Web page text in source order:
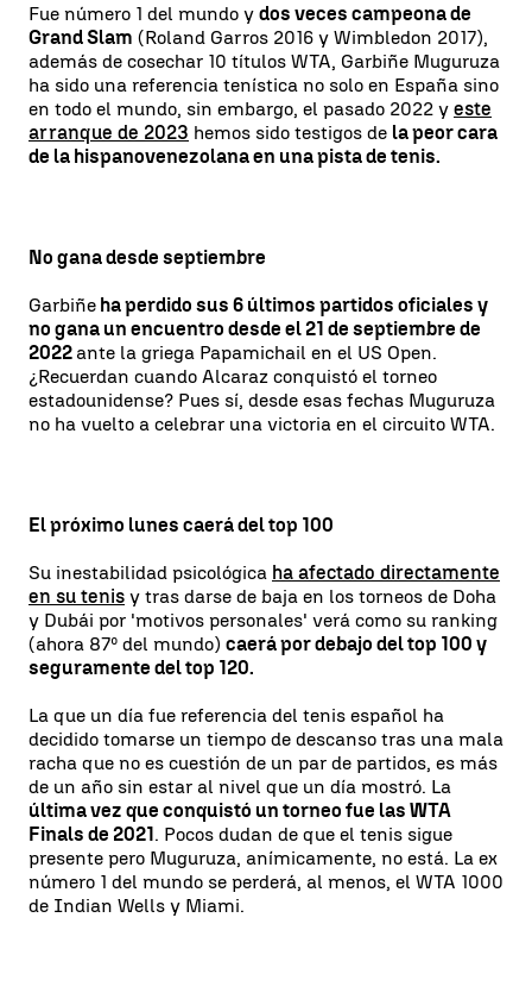
Fue número 1 del mundo y dos veces campeona de
Grand Slam (Roland Garros 2016 y Wimbledon 2017),
además de cosechar 10 títulos WTA, Garbiñe Muguruza
ha sido una referencia tenística no solo en España sino
en todo el mundo, sin embargo, el pasado 2022 y este
arranque de 2023 hemos sido testigos de la peor cara
de la hispanovenezolana en una pista de tenis.
No gana desde septiembre
Garbiñe ha perdido sus 6 últimos partidos oficiales y
no gana un encuentro desde el 21 de septiembre de
2022 ante la griega Papamichail en el US Open.
¿Recuerdan cuando Alcaraz conquistó el torneo
estadounidense? Pues sí, desde esas fechas Muguruza
no ha vuelto a celebrar una victoria en el circuito WTA.
El próximo lunes caerá del top 100
Su inestabilidad psicológica ha afectado directamente
en su tenis y tras darse de baja en los torneos de Doha
y Dubái por 'motivos personales' verá como su ranking
(ahora 87º del mundo) caerá por debajo del top 100 y
seguramente del top 120.
La que un día fue referencia del tenis español ha
decidido tomarse un tiempo de descanso tras una mala
racha que no es cuestión de un par de partidos, es más
de un año sin estar al nivel que un día mostró. La
última vez que conquistó un torneo fue las WTA
Finals de 2021. Pocos dudan de que el tenis sigue
presente pero Muguruza, anímicamente, no está. La ex
número 1 del mundo se perderá, al menos, el WTA 1000
de Indian Wells y Miami.